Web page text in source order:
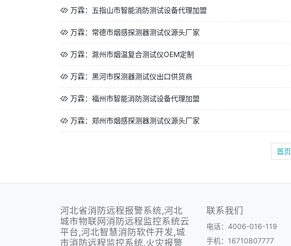
万霖：五指山市智能消防测试设备代理加盟
万霖：常德市烟感探测器测试仪源头厂家
万霖：滁州市烟温复合测试仪OEM定制
万霖：黑河市探测器测试仪出口供货商
万霖：福州市智能消防测试设备代理加盟
万霖：郑州市烟感探测器测试仪源头厂家
首页
河北省消防远程报警系统,河北
城市物联网消防远程监控系统云
平台,河北智慧消防软件开发,城
市消防远程监控系统,火灾报警
联系我们
电话：4006-016-119
手机：16710807777